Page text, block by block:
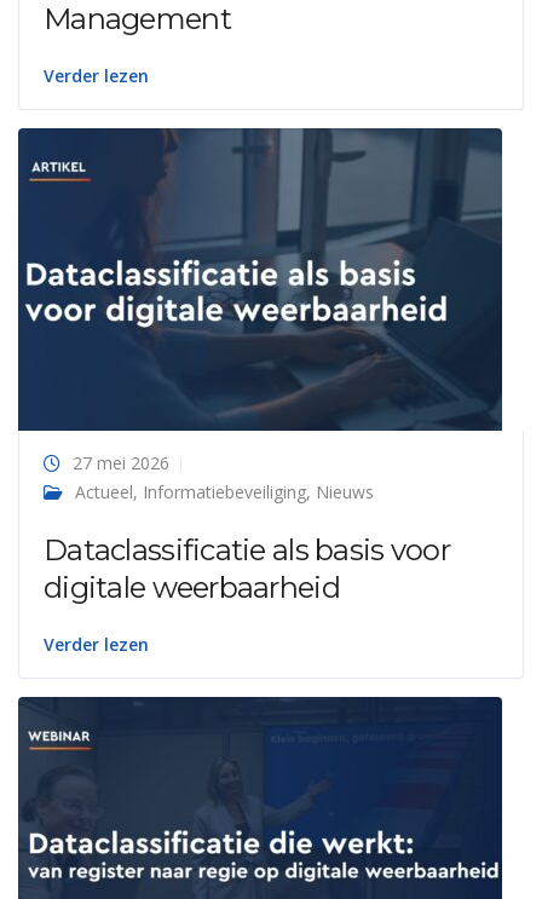
Management
Verder lezen
27 mei 2026
Actueel, Informatiebeveiliging, Nieuws
Dataclassificatie als basis voor
digitale weerbaarheid
Verder lezen